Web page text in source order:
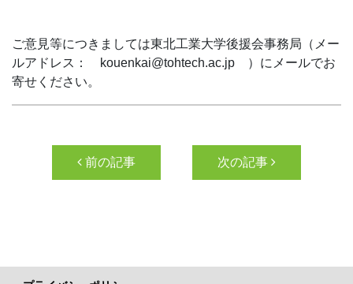
ご意見等につきましては東北工業大学後援会事務局（メー
ルアドレス： kouenkai@tohtech.ac.jp ）にメールでお
寄せください。
投稿ナビゲーション
前の記事 次の記事